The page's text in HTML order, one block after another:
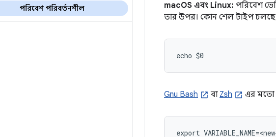
পরিবেশ পরিবর্তনশীল
macOS এবং Linux: পরিবেশ
তার উপর। কোন শেল টাইপ চলছে
echo $0
Gnu Bash বা Zsh এর মতো
export